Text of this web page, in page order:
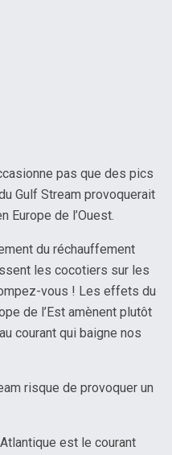
pas que des pics
Gulf Stream provoquerait
Europe de l’Ouest.
du réchauffement
les cocotiers sur les
vous ! Les effets du
de l’Est amènent plutôt
courant qui baigne nos
risque de provoquer un
est le courant